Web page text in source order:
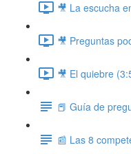
🎥 La escucha
🎥 Preguntas
🎥 El quiebre
📕 Guía de
📰 Las 8